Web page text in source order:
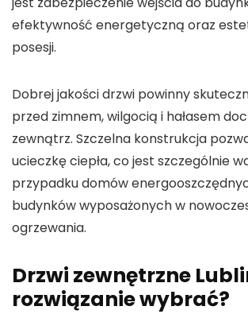
efektywność energetyczną oraz
posesji.
Dobrej jakości drzwi powinny
przed zimnem, wilgocią i hałasem
zewnątrz. Szczelna konstrukcja
ucieczkę ciepła, co jest szczególnie
przypadku domów
budynków wyposażonych w
ogrzewania.
Drzwi zewnętrzne
rozwiązanie wybrać?